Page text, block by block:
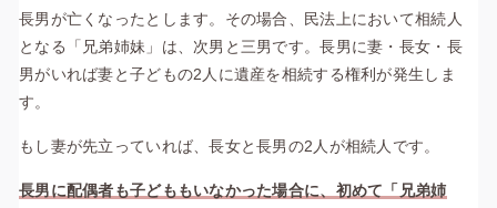
長男が亡くなったとします。その場合、民法上において相続人
となる「兄弟姉妹」は、次男と三男です。長男に妻・長女・長
男がいれば妻と子どもの2人に遺産を相続する権利が発生しま
す。
もし妻が先立っていれば、長女と長男の2人が相続人です。
長男に配偶者も子どももいなかった場合に、初めて「兄弟姉